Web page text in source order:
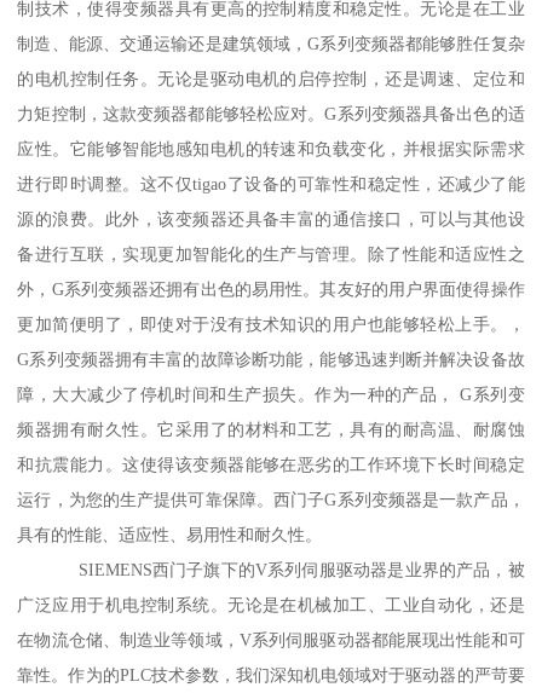
制技术，使得变频器具有更高的控制精度和稳定性。无论是在工业
制造、能源、交通运输还是建筑领域，G系列变频器都能够胜任复杂
的电机控制任务。无论是驱动电机的启停控制，还是调速、定位和
力矩控制，这款变频器都能够轻松应对。G系列变频器具备出色的适
应性。它能够智能地感知电机的转速和负载变化，并根据实际需求
进行即时调整。这不仅tigao了设备的可靠性和稳定性，还减少了能
源的浪费。此外，该变频器还具备丰富的通信接口，可以与其他设
备进行互联，实现更加智能化的生产与管理。除了性能和适应性之
外，G系列变频器还拥有出色的易用性。其友好的用户界面使得操作
更加简便明了，即使对于没有技术知识的用户也能够轻松上手。，
G系列变频器拥有丰富的故障诊断功能，能够迅速判断并解决设备故
障，大大减少了停机时间和生产损失。作为一种的产品， G系列变
频器拥有耐久性。它采用了的材料和工艺，具有的耐高温、耐腐蚀
和抗震能力。这使得该变频器能够在恶劣的工作环境下长时间稳定
运行，为您的生产提供可靠保障。西门子G系列变频器是一款产品，
具有的性能、适应性、易用性和耐久性。
SIEMENS西门子旗下的V系列伺服驱动器是业界的产品，被
广泛应用于机电控制系统。无论是在机械加工、工业自动化，还是
在物流仓储、制造业等领域，V系列伺服驱动器都能展现出性能和可
靠性。作为的PLC技术参数，我们深知机电领域对于驱动器的严苛要